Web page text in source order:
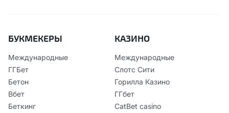
БУКМЕКЕРЫ
Международные
ГГБет
Бетон
Вбет
Беткинг
КАЗИНО
Международные
Слотс Сити
Горилла Казино
ГГбет
CatBet casino